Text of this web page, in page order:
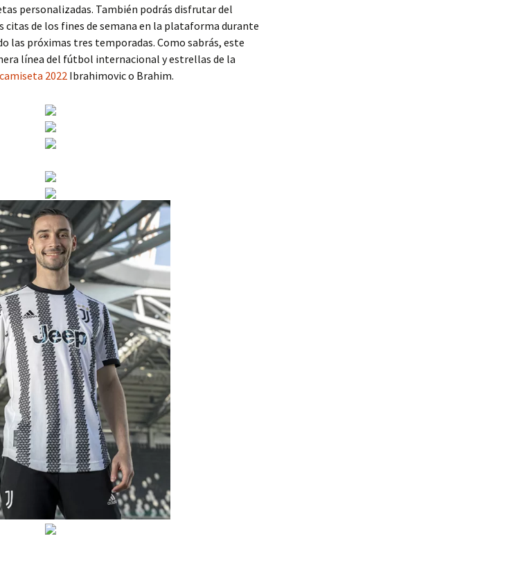
personalizadas. También podrás disfrutar del
citas de los fines de semana en la plataforma durante
las próximas tres temporadas. Como sabrás, este
línea del fútbol internacional y estrellas de la
2022 Ibrahimovic o Brahim.